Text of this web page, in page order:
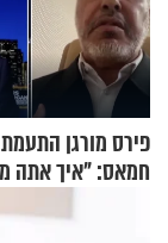
פירס מורגן
חמאס: "איך אתה
שלא ביצעתם